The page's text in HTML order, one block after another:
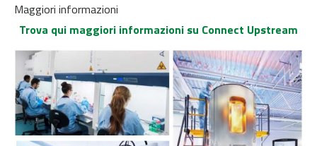
Maggiori informazioni
Trova qui maggiori informazioni su Connect Upstream